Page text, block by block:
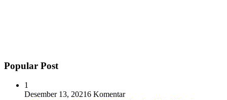
Popular Post
1
Desember 13, 20216 Komentar